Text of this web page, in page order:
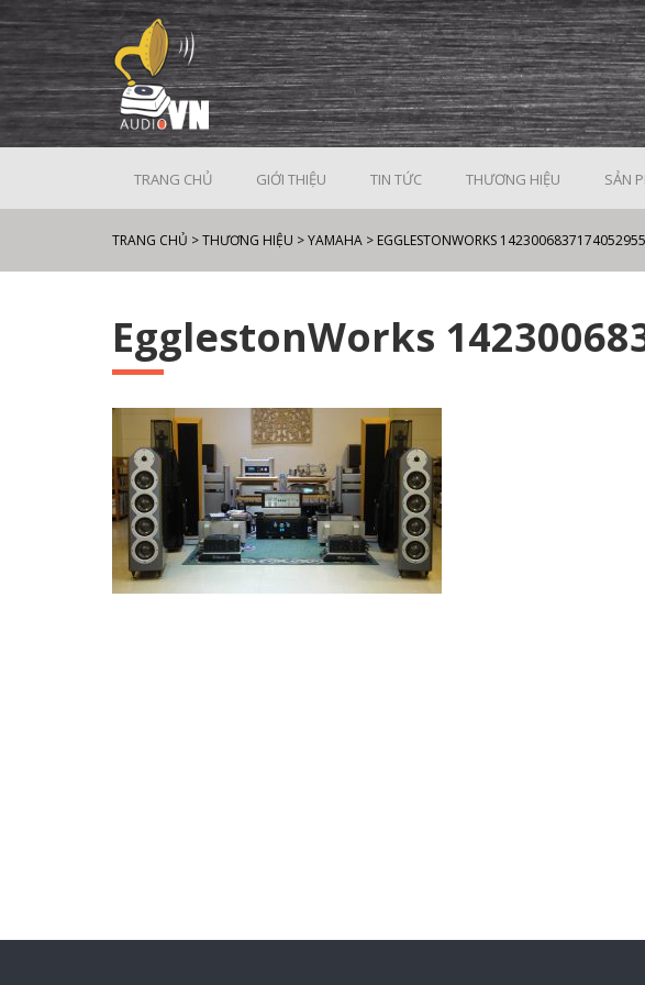
TRANG CHỦ GIỚI THIỆU TIN TỨC THƯƠNG HIỆU SẢN
TRANG CHỦ >THƯƠNG HIỆU >YAMAHA > EGGLESTONWORKS 1423006837174052955
EgglestonWorks